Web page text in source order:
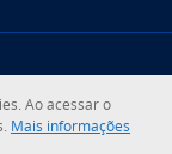
YouTube
Ao acessar o
Mais in­for­ma­ções